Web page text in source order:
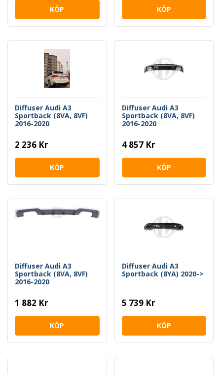
KÖP KÖP
Diffuser Audi A3
Sportback (8VA, 8VF)
2016-2020
2 236 Kr
KÖP
Diffuser Audi A3
Sportback (8VA, 8VF)
2016-2020
4 857 Kr
KÖP
Diffuser Audi A3
Sportback (8VA, 8VF)
2016-2020
1 882 Kr
KÖP
Diffuser Audi A3
Sportback (8YA) 2020->
5 739 Kr
KÖP